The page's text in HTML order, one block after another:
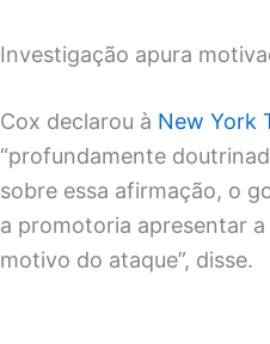
Investigação apura
Cox declarou à New York
“profundamente
sobre essa afirmação, o
a promotoria apresentar
motivo do ataque”, disse.